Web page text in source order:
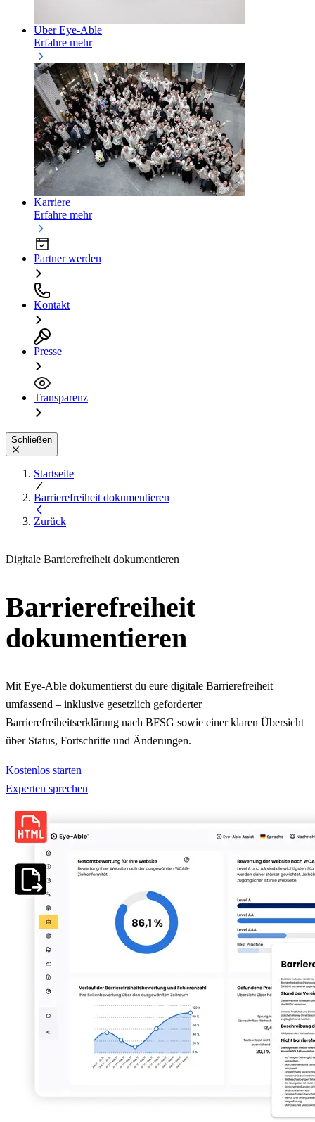
Über Eye-Able
Erfahre mehr
Karriere
Erfahre mehr
Partner werden
Kontakt
Presse
Transparenz
Schließen
Startseite
Barrierefreiheit dokumentieren
Zurück
Digitale Barrierefreiheit dokumentieren
Barrierefreiheit
dokumentieren
Mit Eye-Able dokumentierst du eure digitale Barrierefreiheit
umfassend – inklusive gesetzlich geforderter
Barrierefreiheitserklärung nach BFSG sowie einer klaren Übersicht
über Status, Fortschritte und Änderungen.
Kostenlos starten
Experten sprechen